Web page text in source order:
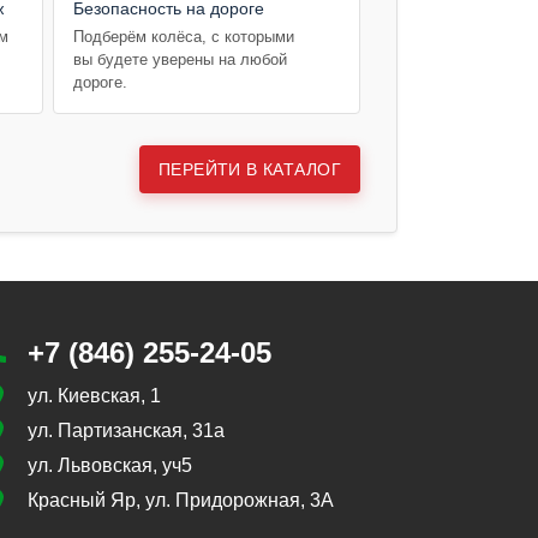
Безопасность на дороге
Подберём колёса, с которыми
вы будете уверены на любой
дороге.
ПЕРЕЙТИ В КАТАЛОГ
+7 (846) 255-24-05
ул. Киевская, 1
ул. Партизанская, 31а
ул. Львовская, уч5
Красный Яр, ул. Придорожная, 3А